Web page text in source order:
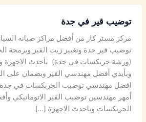
توضيب قير في جدة
مركز مستر كار من أفضل مراكز صيانة
توضيب قير جدة وتغيير زيت القير وبرمجة
(ورشة جربكسات في جدة) بأحدث الاجهزة
وبأيدي أفضل مهندسي القير وبضمان على
افضل مهندسي توضيب الجربكسات في جدة
أمهر مهندسين توضيب القير الاتوماتيكي
الجربكسات وباحدث الاجهزة […]